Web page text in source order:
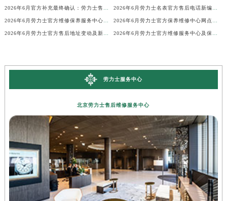
劳力士服务中心
北京劳力士售后维修服务中心